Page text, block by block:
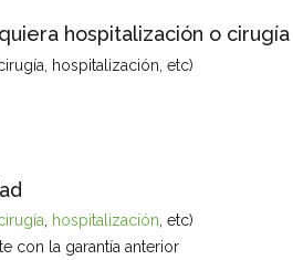
hospitalización o cirugía
hospitalización, etc)
hospitalización , etc)
con la garantía anterior